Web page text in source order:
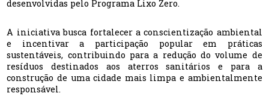
desenvolvidas pelo Programa Lixo Zero.
A iniciativa busca fortalecer a conscientização ambiental
e incentivar a participação popular em práticas
sustentáveis, contribuindo para a redução do volume de
resíduos destinados aos aterros sanitários e para a
construção de uma cidade mais limpa e ambientalmente
responsável.